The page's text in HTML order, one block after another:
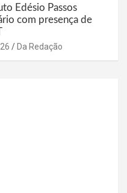
Edésio Passos
com presença de
Da Redação